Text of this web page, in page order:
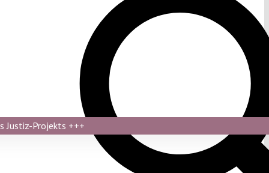
Justiz-Projekts +++